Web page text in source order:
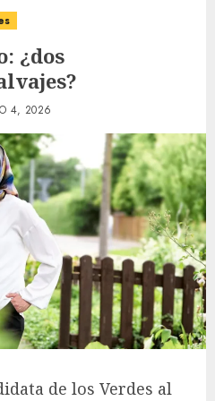
¿dos
4, 2026
de los Verdes al